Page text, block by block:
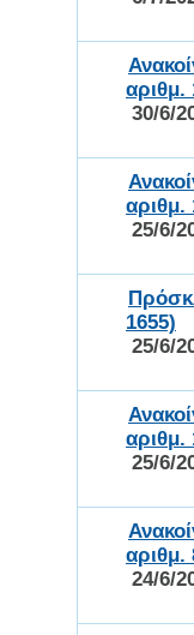
30/6/
25/6/
1655)
25/6/
25/6/
24/6/